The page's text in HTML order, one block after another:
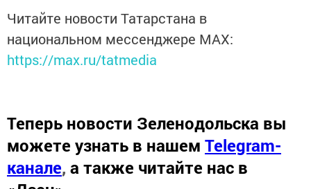
Читайте новости Татарстана в
национальном мессенджере MАХ:
https://max.ru/tatmedia
Теперь новости Зеленодольска вы
можете узнать в нашем Telegram-
канале, а также читайте нас в